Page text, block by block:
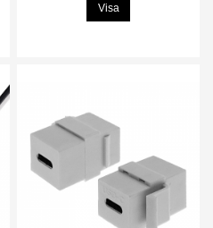
Visa